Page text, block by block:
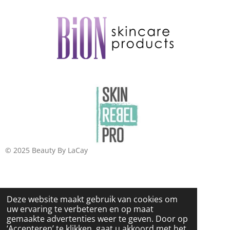
Deze website maakt gebruik van cookies om
uw ervaring te verbeteren en op maat
gemaakte advertenties weer te geven. Door op
© 2025 Beauty By LaCay